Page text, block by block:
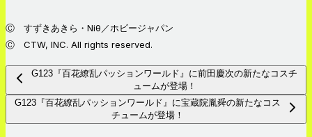
Ⓒ すずきあきら・Niθ／ホビージャパン
Ⓒ CTW, INC. All rights reserved.
G123『百花繚乱パッションワールド』に前田慶次の新たなコスチ
ュームが登場！
G123『百花繚乱パッションワールド』に宝蔵院胤舜の新たなコス
チュームが登場！